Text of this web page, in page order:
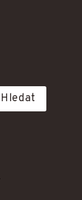
Hledat